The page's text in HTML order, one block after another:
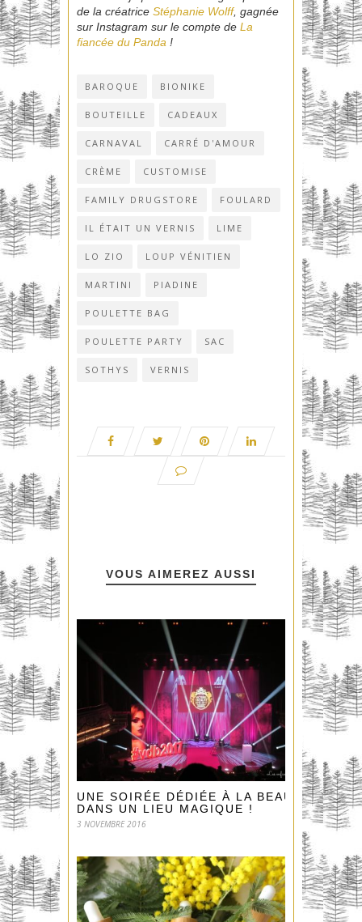
de la créatrice Stéphanie Wolff, gagnée
sur Instagram sur le compte de La
fiancée du Panda !
BAROQUE BIONIKE
BOUTEILLE CADEAUX
CARNAVAL CARRÉ D'AMOUR
CRÈME CUSTOMISE
FAMILY DRUGSTORE FOULARD
IL ÉTAIT UN VERNIS LIME
LO ZIO LOUP VÉNITIEN
MARTINI PIADINE
POULETTE BAG
POULETTE PARTY SAC
SOTHYS VERNIS
VOUS AIMEREZ AUSSI
UNE SOIRÉE DÉDIÉE À LA BEAUTÉ
DANS UN LIEU MAGIQUE !
3 NOVEMBRE 2016